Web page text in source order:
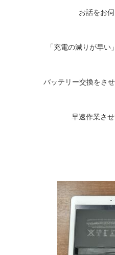
お話をお伺
「充電の減りが早い
バッテリー交換をさ
早速作業さ